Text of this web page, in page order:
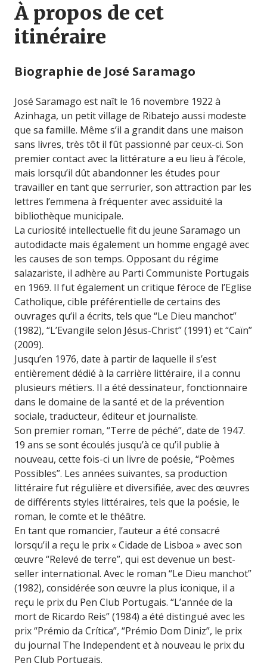
À propos de cet
itinéraire
Biographie de José Saramago
José Saramago est naît le 16 novembre 1922 à
Azinhaga, un petit village de Ribatejo aussi modeste
que sa famille. Même s’il a grandit dans une maison
sans livres, très tôt il fût passionné par ceux-ci. Son
premier contact avec la littérature a eu lieu à l’école,
mais lorsqu’il dût abandonner les études pour
travailler en tant que serrurier, son attraction par les
lettres l’emmena à fréquenter avec assiduité la
bibliothèque municipale.
La curiosité intellectuelle fit du jeune Saramago un
autodidacte mais également un homme engagé avec
les causes de son temps. Opposant du régime
salazariste, il adhère au Parti Communiste Portugais
en 1969. Il fut également un critique féroce de l’Eglise
Catholique, cible préférentielle de certains des
ouvrages qu’il a écrits, tels que “Le Dieu manchot”
(1982), “L’Evangile selon Jésus-Christ” (1991) et “Caïn”
(2009).
Jusqu’en 1976, date à partir de laquelle il s’est
entièrement dédié à la carrière littéraire, il a connu
plusieurs métiers. Il a été dessinateur, fonctionnaire
dans le domaine de la santé et de la prévention
sociale, traducteur, éditeur et journaliste.
Son premier roman, “Terre de péché”, date de 1947.
19 ans se sont écoulés jusqu’à ce qu’il publie à
nouveau, cette fois-ci un livre de poésie, “Poèmes
Possibles”. Les années suivantes, sa production
littéraire fut régulière et diversifiée, avec des œuvres
de différents styles littéraires, tels que la poésie, le
roman, le comte et le théâtre.
En tant que romancier, l’auteur a été consacré
lorsqu’il a reçu le prix « Cidade de Lisboa » avec son
œuvre “Relevé de terre”, qui est devenue un best-
seller international. Avec le roman “Le Dieu manchot”
(1982), considérée son œuvre la plus iconique, il a
reçu le prix du Pen Club Portugais. “L’année de la
mort de Ricardo Reis” (1984) a été distingué avec les
prix “Prémio da Crítica”, “Prémio Dom Diniz”, le prix
du journal The Independent et à nouveau le prix du
Pen Club Portugais.